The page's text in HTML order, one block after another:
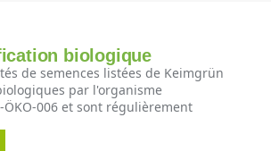
biologique
de semences listées de Keimgrün
par l'organisme
ÖKO-006 et sont régulièrement